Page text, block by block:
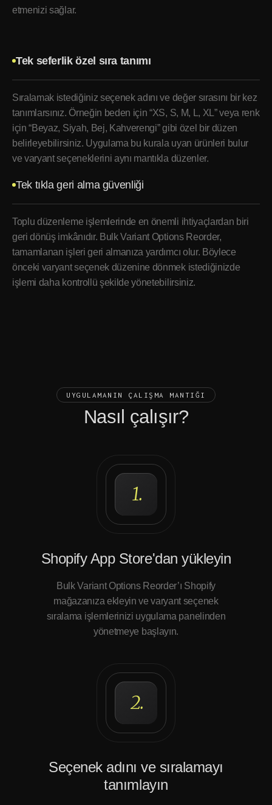
etmenizi sağlar.
Tek seferlik özel sıra tanımı
Sıralamak istediğiniz seçenek adını ve değer sırasını bir kez
tanımlarsınız. Örneğin beden için “XS, S, M, L, XL” veya renk
için “Beyaz, Siyah, Bej, Kahverengi” gibi özel bir düzen
belirleyebilirsiniz. Uygulama bu kurala uyan ürünleri bulur
ve varyant seçeneklerini aynı mantıkla düzenler.
Tek tıkla geri alma güvenliği
Toplu düzenleme işlemlerinde en önemli ihtiyaçlardan biri
geri dönüş imkânıdır. Bulk Variant Options Reorder,
tamamlanan işleri geri almanıza yardımcı olur. Böylece
önceki varyant seçenek düzenine dönmek istediğinizde
işlemi daha kontrollü şekilde yönetebilirsiniz.
UYGULAMANIN ÇALIŞMA MANTIĞI
Nasıl çalışır?
1.
Shopify App Store'dan yükleyin
Bulk Variant Options Reorder’ı Shopify
mağazanıza ekleyin ve varyant seçenek
sıralama işlemlerinizi uygulama panelinden
yönetmeye başlayın.
2.
Seçenek adını ve sıralamayı
tanımlayın